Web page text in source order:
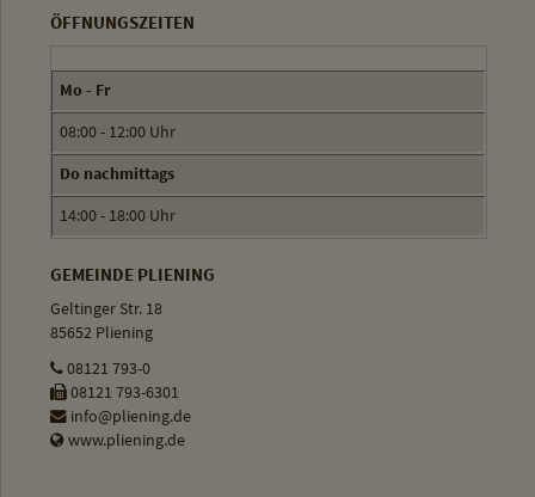
ÖFFNUNGSZEITEN
Mo - Fr
08:00 - 12:00 Uhr
Do nachmittags
14:00 - 18:00 Uhr
GEMEINDE PLIENING
Geltinger Str. 18
85652 Pliening
08121 793-0
08121 793-6301
info@pliening.de
www.pliening.de